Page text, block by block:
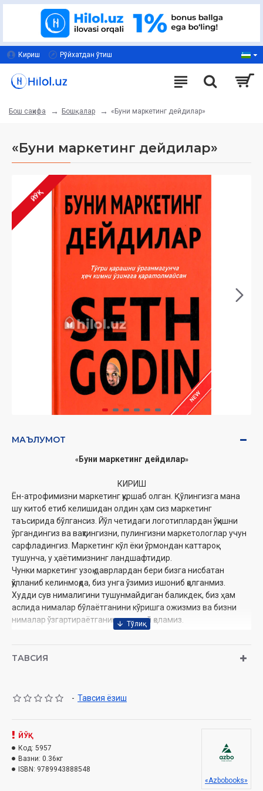
Кириш Рўйхатдан ўтиш
Бош саҳифа Бошқалар «Буни маркетинг дейдилар»
«Буни маркетинг дейдилар»
ЙЎҚ
МАЪЛУМОТ
«Буни маркетинг дейдилар»
КИРИШ
Ён-атрофимизни маркетинг қуршаб олган. Қўлингизга мана
шу китоб етиб келишидан олдин ҳам сиз маркетинг
таъсирида бўлгансиз. Йўл четидаги логотиплардан ўқишни
ўргандингиз ва вақтингизни, пулингизни маркетологлар учун
сарфладингиз. Маркетинг кўл ёки ўрмондан каттароқ
тушунча, у ҳаётимизнинг ландшафтидир.
Чунки маркетинг узоқ даврлардан бери бизга нисбатан
қўлланиб келинмоқда, биз унга ўзимиз ишониб қолганмиз.
Худди сув нималигини тушунмайдиган баликдек, биз ҳам
аслида нималар бўлаётганини кўришга ожизмиз ва бизни
нималар ўзгартираётганини сезмай қоламиз.
Ҳамма нарсани яхшилаш яъни дунёни сиз истагандек
ҳисоблашишнинг вақти келди. Лойиҳани ривожлантириш ва
Ҳар бир саволнинг жавобига нисбатан ишлайдиган савол,
харидор, кўпроқ иш. Яхшироқ хизмат, яхшироқ жамоа, яхшироқ
даромад маркетинг яхшиланишга олиб боради.
Маркетинг маданият яратади.
ТАВСИЯ
- Тавсия ёзиш
ЙЎҚ
Код: 5957
Вазни: 0.36кг
ISBN: 9789943888548
«Azbobooks»